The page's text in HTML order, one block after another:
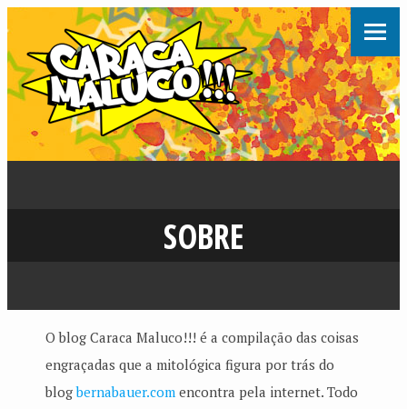
SOBRE
O blog Caraca Maluco!!! é a compilação das coisas
engraçadas que a mitológica figura por trás do
blogbernabauer.comencontra pela internet. Todo